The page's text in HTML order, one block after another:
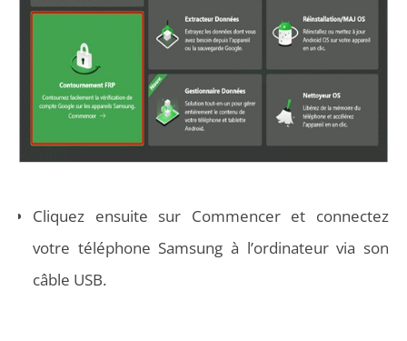
Cliquez ensuite sur Commencer et connectez
votre téléphone Samsung à l’ordinateur via son
câble USB.